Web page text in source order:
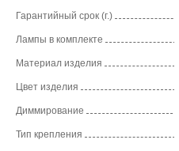
Гарантийный срок (г.)
Лампы в комплекте
Материал изделия
Цвет изделия
Диммирование
Тип крепления